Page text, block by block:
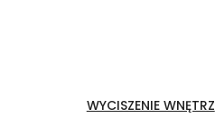
WYCISZENIE WNĘTRZ